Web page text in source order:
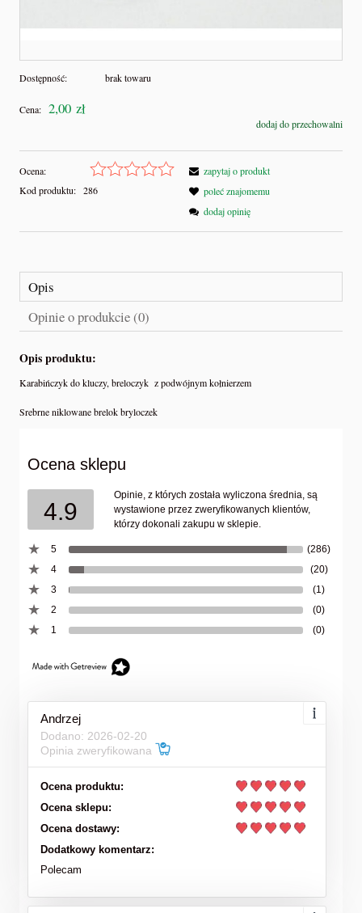
Dostępność: brak towaru
Cena: 2,00 zł
dodaj do przechowalni
Ocena:
Kod produktu: 286
zapytaj o produkt
poleć znajomemu
dodaj opinię
Opis
Opinie o produkcie (0)
Opis produktu:
Karabińczyk do kluczy, breloczyk z podwójnym kołnierzem
Srebrne niklowane brelok bryloczek
Ocena sklepu
4.9
Opinie, z których została wyliczona średnia, są
wystawione przez zweryfikowanych klientów,
którzy dokonali zakupu w sklepie.
5
(286)
4
(20)
3
(1)
2
(0)
1
(0)
Andrzej
Dodano: 2026-02-20
Opinia zweryfikowana
Ocena produktu:
Ocena sklepu:
Ocena dostawy:
Dodatkowy komentarz:
Polecam